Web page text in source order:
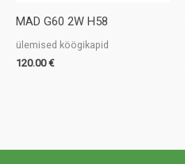
MAD G60 2W H58
ülemised köögikapid
120.00€